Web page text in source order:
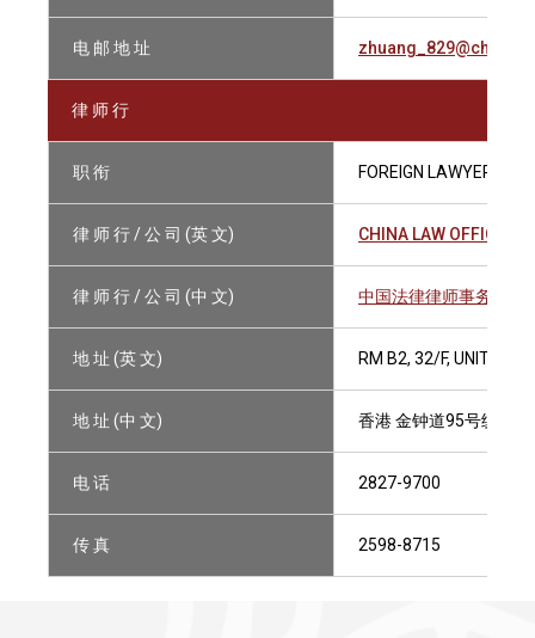
电 邮 地 址
律 师 行
职 衔 FOREIGN LAWYER
律 师 行 / 公 司 (英 文) CHINA LAW OFFICE
律 师 行 / 公 司 (中 文) 中国法律律师事务所
地 址 (英 文) RM B2, 32/F, UNITED
地 址 (中 文) 香港 金钟道95号统一
电 话 2827-9700
传 真 2598-8715